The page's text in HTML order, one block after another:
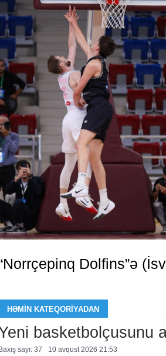
Dolfins”ə
HƏMIN KATEQORIYADAN
basketbolçusunu
Baxış sayı: 37 10 avqust 2026 21:53